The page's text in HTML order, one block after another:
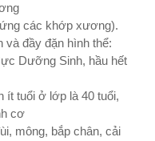
các khớp xương).
và đầy đặn hình thể:
Dưỡng Sinh, hầu hết
ít tuổi ở lớp là 40 tuổi,
cơ
mông, bắp chân, cải